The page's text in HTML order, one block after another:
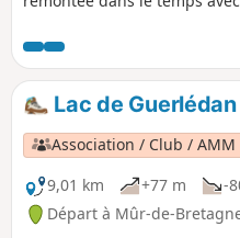
couverte funéraire) en
Rigole d'Hilvern : ruisseau
l'homme pour alimenter le
Nantes à Brest - un aspect
du pays breton.
Lac de
Association / Club / AMM
9,01 km
+77 m -
Départ à Mûr-de-